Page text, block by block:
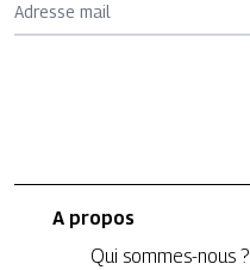
Adresse mail
A propos
Qui sommes-nous ?